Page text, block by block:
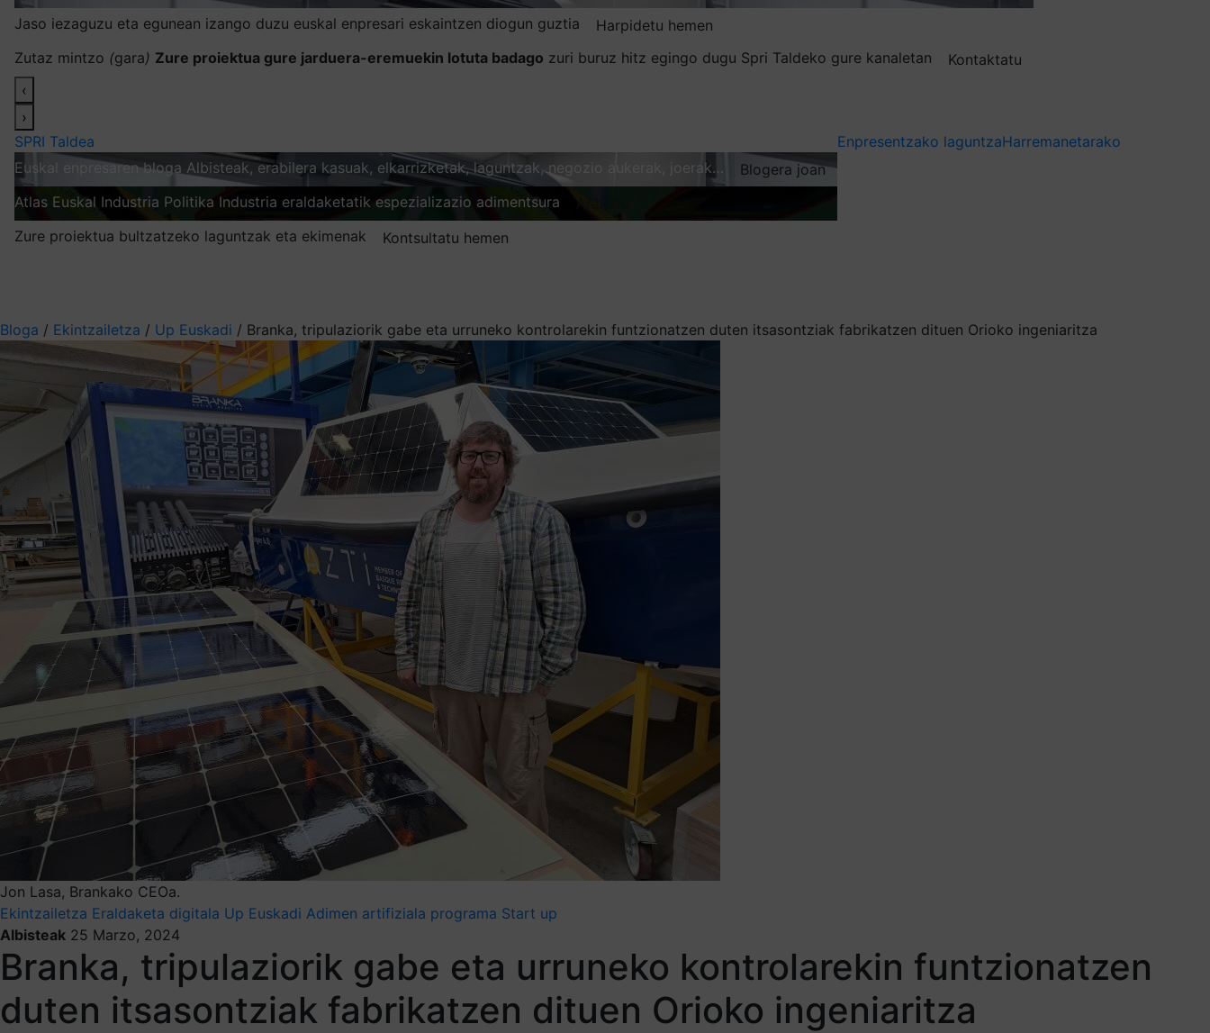
Jaso iezaguzu eta egunean izango duzu euskal enpresari eskaintzen diogun guztia
Harpidetu hemen
Zutaz mintzo (gara) Zure proiektua gure jarduera-eremuekin lotuta badago zuri buruz hitz egingo dugu Spri Taldeko gure kanaletan
Kontaktatu
‹
›
SPRI Taldea
Euskal enpresaren bloga Albisteak, erabilera kasuak, elkarrizketak, laguntzak, negozio aukerak, joerak…
Blogera joan
Atlas Euskal Industria Politika Industria eraldaketatik espezializazio adimentsura
Zure proiektua bultzatzeko laguntzak eta ekimenak
Kontsultatu hemen
Enpresentzako laguntzaHarremanetarako
Bloga / Ekintzailetza / Up Euskadi / Branka, tripulaziorik gabe eta urruneko kontrolarekin funtzionatzen duten itsasontziak fabrikatzen dituen Orioko ingeniaritza
Jon Lasa, Brankako CEOa.
Ekintzailetza Eraldaketa digitala Up Euskadi Adimen artifiziala programa Start up
Albisteak 25 Marzo, 2024
Branka, tripulaziorik gabe eta urruneko kontrolarekin funtzionatzen
duten itsasontziak fabrikatzen dituen Orioko ingeniaritza